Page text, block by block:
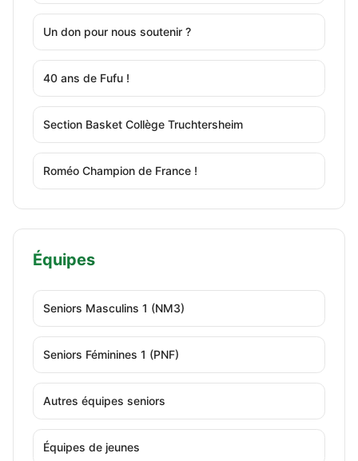
Un don pour nous soutenir ?
40 ans de Fufu !
Section Basket Collège Truchtersheim
Roméo Champion de France !
Équipes
Seniors Masculins 1 (NM3)
Seniors Féminines 1 (PNF)
Autres équipes seniors
Équipes de jeunes